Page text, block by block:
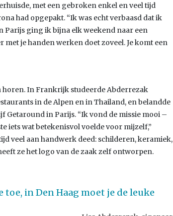
met een gebroken enkel en veel tijd
had opgepakt. “Ik was echt verbaasd dat ik
Parijs ging ik bijna elk weekend naar een
je handen werken doet zoveel. Je komt een
In Frankrijk studeerde Abderrezak
in de Alpen en in Thailand, en belandde
in Parijs. “Ik vond de missie mooi –
iets wat betekenisvol voelde voor mijzelf,”
veel aan handwerk deed: schilderen, keramiek,
ze het logo van de zaak zelf ontworpen.
in Den Haag moet je de leuke